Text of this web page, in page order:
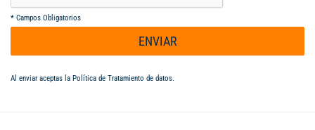
* Campos Obligatorios
ENVIAR
Al enviar aceptas la Política de Tratamiento de datos.